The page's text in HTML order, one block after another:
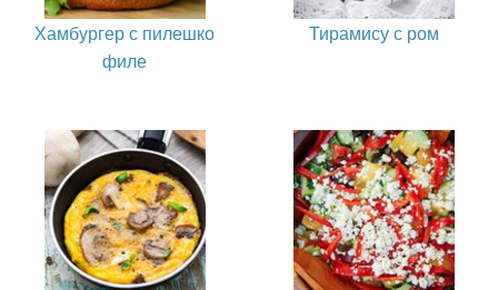
Хамбургер с пилешко
филе
Тирамису с ром